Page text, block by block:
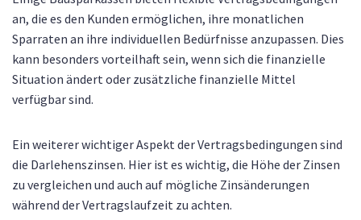
an, die es den Kunden ermöglichen, ihre monatlichen
Sparraten an ihre individuellen Bedürfnisse anzupassen. Dies
kann besonders vorteilhaft sein, wenn sich die finanzielle
Situation ändert oder zusätzliche finanzielle Mittel
verfügbar sind.
Ein weiterer wichtiger Aspekt der Vertragsbedingungen sind
die Darlehenszinsen. Hier ist es wichtig, die Höhe der Zinsen
zu vergleichen und auch auf mögliche Zinsänderungen
während der Vertragslaufzeit zu achten.